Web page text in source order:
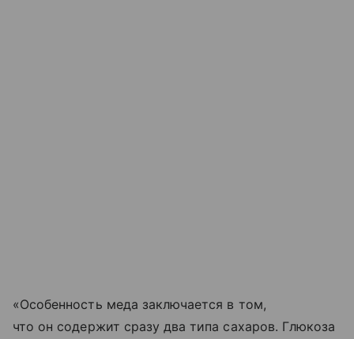
«Особенность меда заключается в том,
что он содержит сразу два типа сахаров. Глюкоза